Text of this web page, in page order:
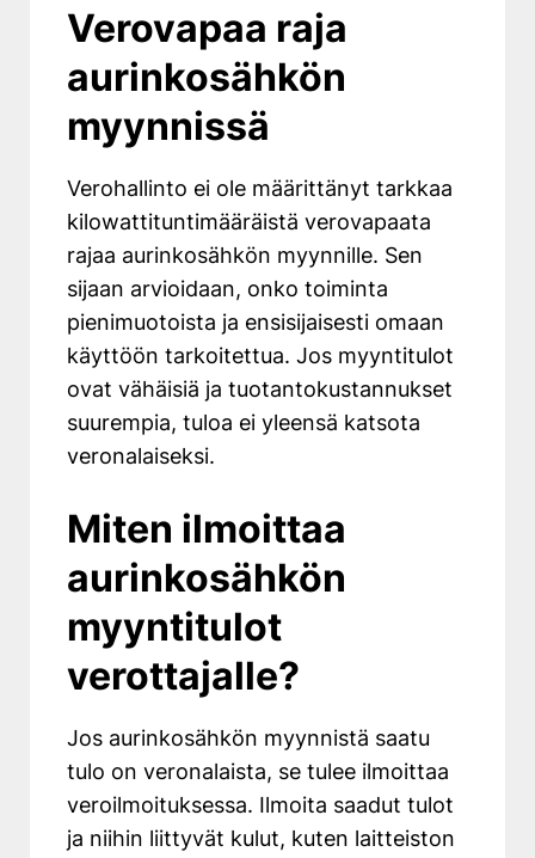
Verovapaa raja
aurinkosähkön
myynnissä
Verohallinto ei ole määrittänyt tarkkaa
kilowattituntimääräistä verovapaata
rajaa aurinkosähkön myynnille. Sen
sijaan arvioidaan, onko toiminta
pienimuotoista ja ensisijaisesti omaan
käyttöön tarkoitettua. Jos myyntitulot
ovat vähäisiä ja tuotantokustannukset
suurempia, tuloa ei yleensä katsota
veronalaiseksi.
Miten ilmoittaa
aurinkosähkön
myyntitulot
verottajalle?
Jos aurinkosähkön myynnistä saatu
tulo on veronalaista, se tulee ilmoittaa
veroilmoituksessa. Ilmoita saadut tulot
ja niihin liittyvät kulut, kuten laitteiston